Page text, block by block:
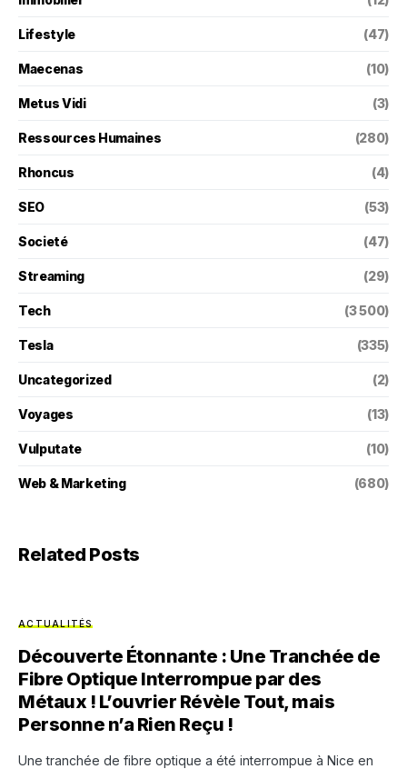
Lifestyle (47)
Maecenas (10)
Metus Vidi (3)
Ressources Humaines (280)
Rhoncus (4)
SEO (53)
Societé (47)
Streaming (29)
Tech (3 500)
Tesla (335)
Uncategorized (2)
Voyages (13)
Vulputate (10)
Web & Marketing (680)
Related Posts
ACTUALITÉS
Découverte Étonnante : Une Tranchée de
Fibre Optique Interrompue par des
Métaux ! L’ouvrier Révèle Tout, mais
Personne n’a Rien Reçu !
Une tranchée de fibre optique a été interrompue à Nice en